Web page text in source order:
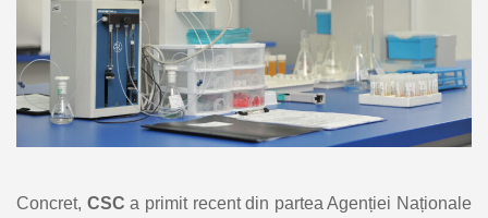
Concret, CSC a primit recent din partea Agenției Naționale